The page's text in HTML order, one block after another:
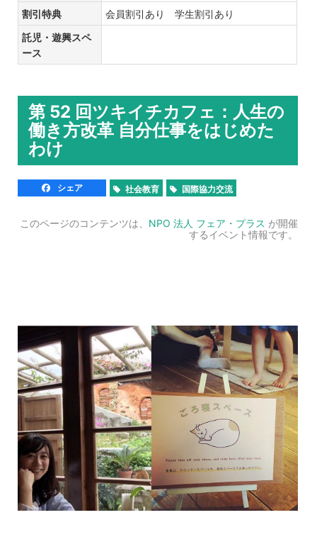
割引特典 会員割引あり 学生割引あり
託児・遊興スペ
ース
第 52 回ツキイチカフェ：人生の
働き方改革 自分仕事をはじめた
わけ
シェア 社会教育 国際協力交流
このページのコンテンツは、 NPO 法人 フェア・プラス が開催
するイベント情報です。